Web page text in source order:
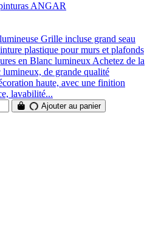
ANGAR
Grille incluse grand seau
plastique pour murs et plafonds
en Blanc lumineux Achetez de la
de grande qualité
haute, avec une finition
lavabilité...
Ajouter au panier